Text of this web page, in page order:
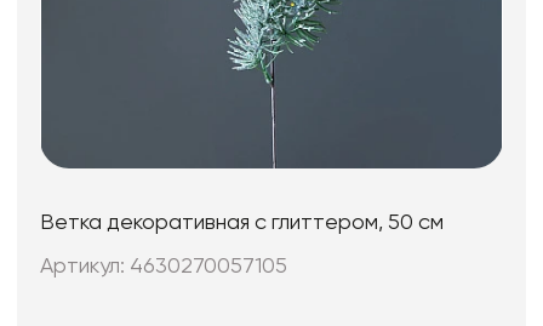
Ветка декоративная с глиттером, 50 см
Артикул: 4630270057105